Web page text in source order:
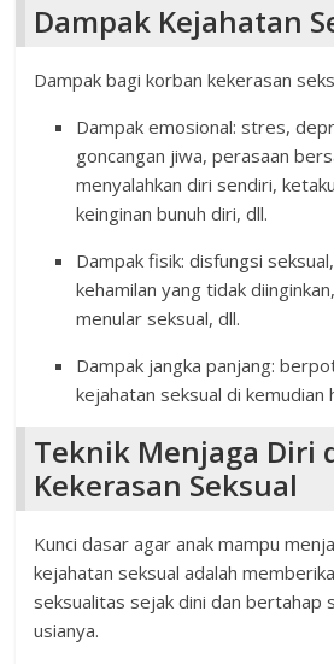
Dampak Kejahatan
Dampak bagi korban kekerasan
Dampak emosional: stres,
goncangan jiwa, perasaan
menyalahkan diri sendiri,
keinginan bunuh diri, dll.
Dampak fisik: disfungsi
kehamilan yang tidak
menular seksual, dll.
Dampak jangka panjang:
kejahatan seksual di kemudian
Teknik Menjaga Diri
Kekerasan Seksual
Kunci dasar agar anak mampu
kejahatan seksual adalah
seksualitas sejak dini dan bertahap
usianya.